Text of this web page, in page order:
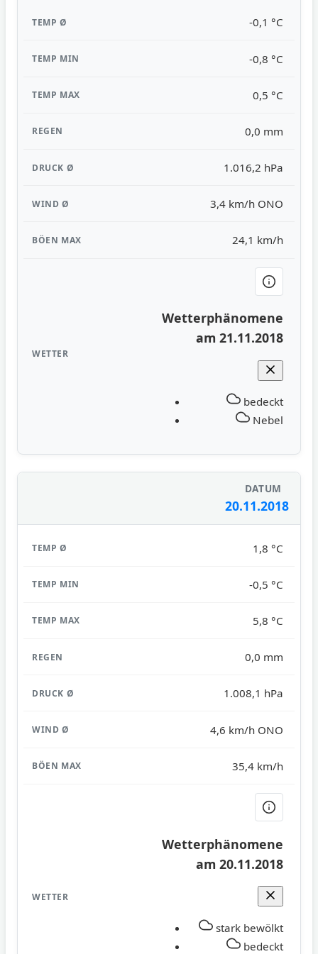
-0,1 °C
-0,8 °C
0,5 °C
0,0 mm
1.016,2 hPa
3,4 km/h ONO
24,1 km/h
Wetterphänomene
am 21.11.2018
bedeckt
Nebel
20.11.2018
1,8 °C
-0,5 °C
5,8 °C
0,0 mm
1.008,1 hPa
4,6 km/h ONO
35,4 km/h
Wetterphänomene
am 20.11.2018
stark bewölkt
bedeckt